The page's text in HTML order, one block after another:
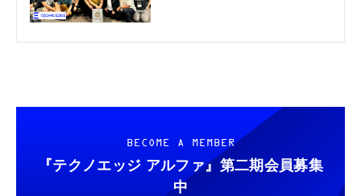
BECOME A MEMBER
『テクノエッジ アルファ』 第二期会員募集
中